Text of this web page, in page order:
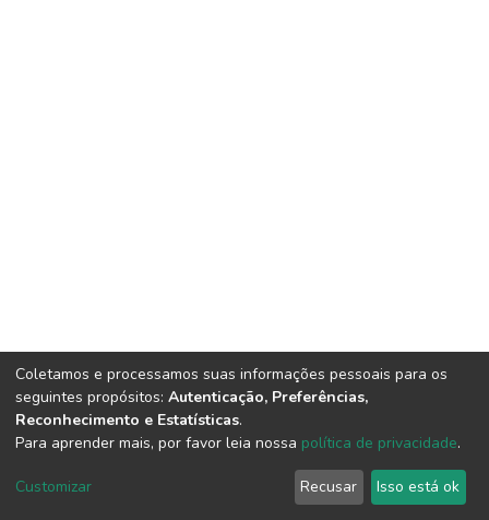
DSpace software copyright © 2002-2026 LYRASIS
Cookie
End User
Agreement
Send
Feedback
Coletamos e processamos suas informações pessoais para os
seguintes propósitos: Autenticação, Preferências,
Reconhecimento e Estatísticas.
Para aprender mais, por favor leia nossa política de privacidade.
Customizar Recusar Isso está ok